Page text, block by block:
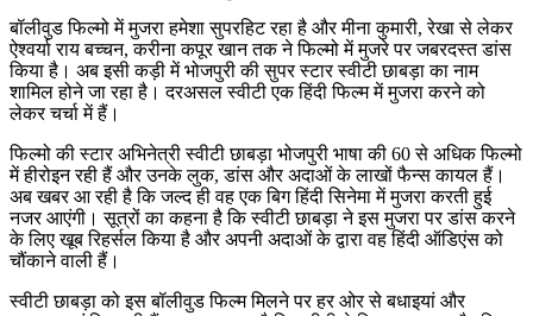
बॉलीवुड फिल्मो में मुजरा हमेशा सुपरहिट रहा है और मीना कुमारी, रेखा से लेकर
ऐश्वर्या राय बच्चन, करीना कपूर खान तक ने फिल्मो में मुजरे पर जबरदस्त डांस
किया है। अब इसी कड़ी में भोजपुरी की सुपर स्टार स्वीटी छाबड़ा का नाम
शामिल होने जा रहा है। दरअसल स्वीटी एक हिंदी फिल्म में मुजरा करने को
लेकर चर्चा में हैं।
फिल्मो की स्टार अभिनेत्री स्वीटी छाबड़ा भोजपुरी भाषा की 60 से अधिक फिल्मो
में हीरोइन रही हैं और उनके लुक, डांस और अदाओं के लाखों फैन्स कायल हैं।
अब खबर आ रही है कि जल्द ही वह एक बिग हिंदी सिनेमा में मुजरा करती हुई
नजर आएंगी। सूत्रों का कहना है कि स्वीटी छाबड़ा ने इस मुजरा पर डांस करने
के लिए खूब रिहर्सल किया है और अपनी अदाओं के द्वारा वह हिंदी ऑडिएंस को
चौंकाने वाली हैं।
स्वीटी छाबड़ा को इस बॉलीवुड फिल्म मिलने पर हर ओर से बधाइयां और